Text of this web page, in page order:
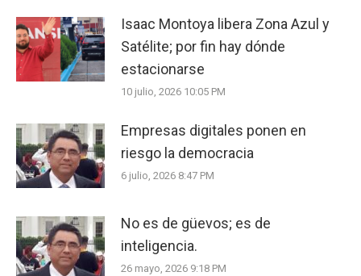
Isaac Montoya libera Zona Azul y
Satélite; por fin hay dónde
estacionarse
10 julio, 2026 10:05 PM
Empresas digitales ponen en
riesgo la democracia
6 julio, 2026 8:47 PM
No es de güevos; es de
inteligencia.
26 mayo, 2026 9:18 PM